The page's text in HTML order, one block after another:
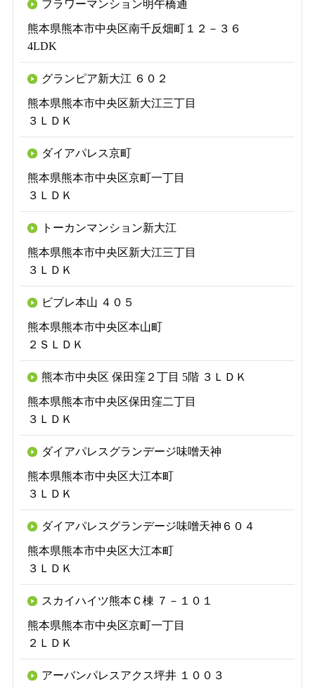
フラワーマンション明午橋通
熊本県熊本市中央区南千反畑町１２－３６
4LDK
グランピア新大江 ６０２
熊本県熊本市中央区新大江三丁目
３ＬＤＫ
ダイアパレス京町
熊本県熊本市中央区京町一丁目
３ＬＤＫ
トーカンマンション新大江
熊本県熊本市中央区新大江三丁目
３ＬＤＫ
ビブレ本山 ４０５
熊本県熊本市中央区本山町
２ＳＬＤＫ
熊本市中央区 保田窪２丁目 5階 ３ＬＤＫ
熊本県熊本市中央区保田窪二丁目
３ＬＤＫ
ダイアパレスグランデージ味噌天神
熊本県熊本市中央区大江本町
３ＬＤＫ
ダイアパレスグランデージ味噌天神６０４
熊本県熊本市中央区大江本町
３ＬＤＫ
スカイハイツ熊本Ｃ棟 ７－１０１
熊本県熊本市中央区京町一丁目
２ＬＤＫ
アーバンパレスアクス坪井 １００３